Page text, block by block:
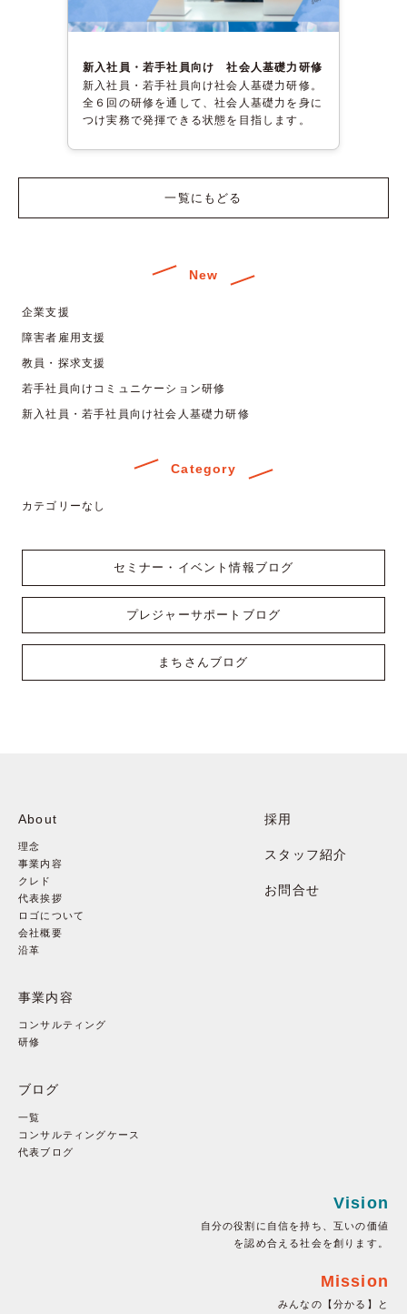
新入社員・若手社員向け 社会人基礎力研修
新入社員・若手社員向け社会人基礎力研修。
全６回の研修を通して、社会人基礎力を身に
つけ実務で発揮できる状態を目指します。
一覧にもどる
New
企業支援
障害者雇用支援
教員・探求支援
若手社員向けコミュニケーション研修
新入社員・若手社員向け社会人基礎力研修
Category
カテゴリーなし
セミナー・イベント情報ブログ
プレジャーサポートブログ
まちさんブログ
About
理念
事業内容
クレド
代表挨拶
ロゴについて
会社概要
沿革
事業内容
コンサルティング
研修
ブログ
一覧
コンサルティングケース
代表ブログ
採用
スタッフ紹介
お問合せ
Vision
自分の役割に自信を持ち、互いの価値
を認め合える社会を創ります。
Mission
みんなの【分かる】と